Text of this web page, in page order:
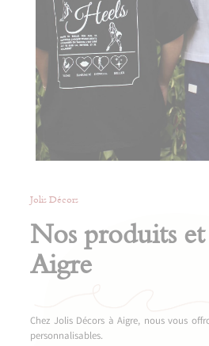
Jolis Décors
Nos produits et
Aigre
Chez Jolis Décors à Aigre, nous vous
personnalisables.